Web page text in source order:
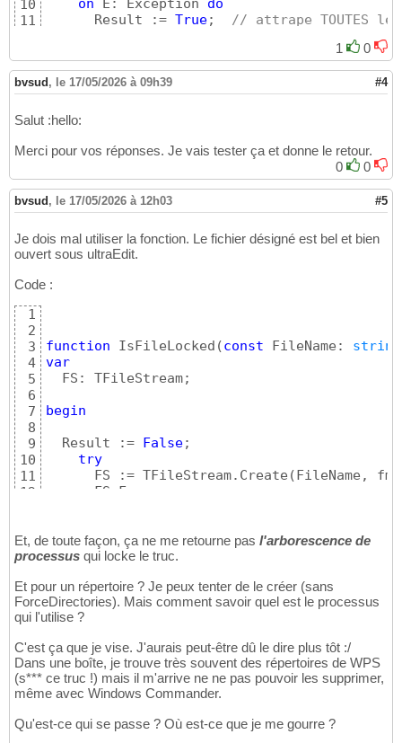
10
11
on E: Exception do
      Result :=
True; // attrape TOUTES
1 0
bvsud , le 17/05/2026 à 09h39 #4
Salut :hello:
Merci pour vos réponses. Je vais tester ça et donne le retour.
0
0
bvsud , le 17/05/2026 à 12h03 #5
Je dois mal utiliser la fonction. Le fichier désigné est bel et bien
ouvert sous ultraEdit.
Code :
1
2
3
4
5
6
7
8
9
10
11
12
15
16
18
19
function IsFileLocked (const FileName: string
var
  FS: TFileStream;
begin
  Result :=
False;
try
      FS := TFileStream.Create
( FileName,
      FS.Free;
        Result :=
True; // attrape
end;
Et, de toute façon, ça ne me retourne pas l'arborescence de
processus qui locke le truc.
Et pour un répertoire ? Je peux tenter de le créer (sans
ForceDirectories). Mais comment savoir quel est le processus
qui l'utilise ?
C'est ça que je vise. J'aurais peut-être dû le dire plus tôt :/
Dans une boîte, je trouve très souvent des répertoires de WPS
(s*** ce truc !) mais il m'arrive ne ne pas pouvoir les supprimer,
même avec Windows Commander.
Qu'est-ce qui se passe ? Où est-ce que je me gourre ?